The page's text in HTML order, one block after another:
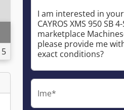
5
Ime*